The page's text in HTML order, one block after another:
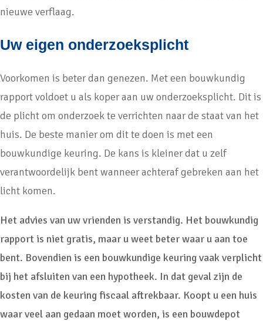
nieuwe verflaag.
Uw eigen onderzoeksplicht
Voorkomen is beter dan genezen. Met een bouwkundig
rapport voldoet u als koper aan uw onderzoeksplicht. Dit is
de plicht om onderzoek te verrichten naar de staat van het
huis. De beste manier om dit te doen is met een
bouwkundige keuring. De kans is kleiner dat u zelf
verantwoordelijk bent wanneer achteraf gebreken aan het
licht komen.
Het advies van uw vrienden is verstandig. Het bouwkundig
rapport is niet gratis, maar u weet beter waar u aan toe
bent. Bovendien is een bouwkundige keuring vaak verplicht
bij het afsluiten van een hypotheek. In dat geval zijn de
kosten van de keuring fiscaal aftrekbaar. Koopt u een huis
waar veel aan gedaan moet worden, is een bouwdepot